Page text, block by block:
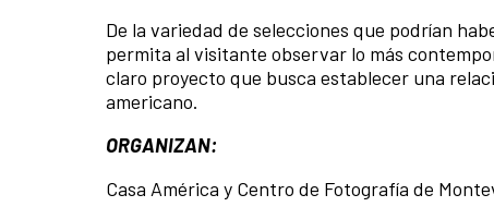
De la variedad de selecciones que podrían
permita al visitante observar lo más
claro proyecto que busca establecer una
americano.
ORGANIZAN:
Casa América y Centro de Fotografía de